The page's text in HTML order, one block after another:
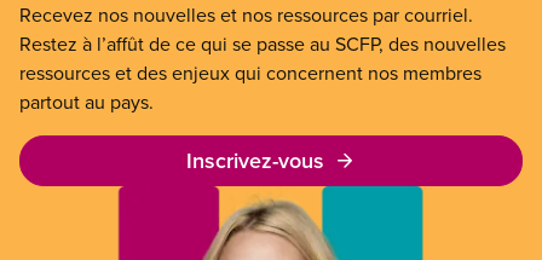
Recevez nos nouvelles et nos ressources par courriel.
Restez à l’affût de ce qui se passe au SCFP, des nouvelles
ressources et des enjeux qui concernent nos membres
partout au pays.
Inscrivez-vous